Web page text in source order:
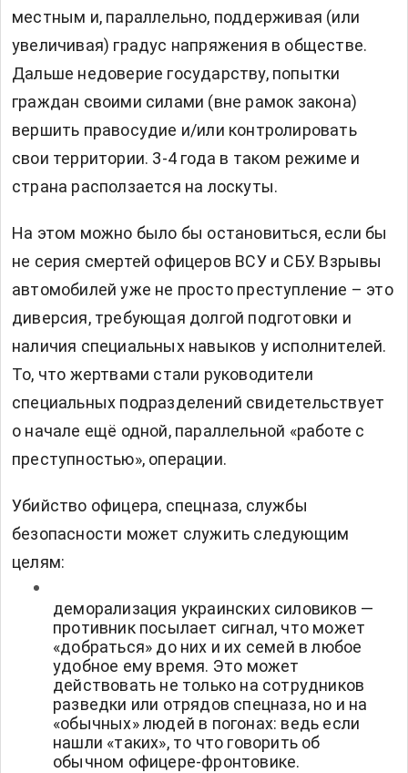
местным и, параллельно, поддерживая (или
увеличивая) градус напряжения в обществе.
Дальше недоверие государству, попытки
граждан своими силами (вне рамок закона)
вершить правосудие и/или контролировать
свои территории. 3-4 года в таком режиме и
страна расползается на лоскуты.
На этом можно было бы остановиться, если бы
не серия смертей офицеров ВСУ и СБУ. Взрывы
автомобилей уже не просто преступление – это
диверсия, требующая долгой подготовки и
наличия специальных навыков у исполнителей.
То, что жертвами стали руководители
специальных подразделений свидетельствует
о начале ещё одной, параллельной «работе с
преступностью», операции.
Убийство офицера, спецназа, службы
безопасности может служить следующим
целям:
деморализация украинских силовиков —
противник посылает сигнал, что может
«добраться» до них и их семей в любое
удобное ему время. Это может
действовать не только на сотрудников
разведки или отрядов спецназа, но и на
«обычных» людей в погонах: ведь если
нашли «таких», то что говорить об
обычном офицере-фронтовике.